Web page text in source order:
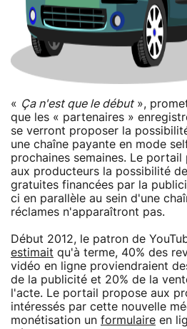
« Ça n'est que le début»,
que les « partenaires »
se verront proposer la
une chaîne payante en mode
prochaines semaines. Le
aux producteurs la possibilité
gratuites financées par la
ci en parallèle au sein d'une
réclames n'apparaîtront pas.
Début 2012, le patron de
estimait qu'à terme, 40% des
vidéo en ligne proviendraient
de la publicité et 20% de la
l'acte. Le portail propose aux
intéressés par cette nouvelle
monétisation un formulaire en